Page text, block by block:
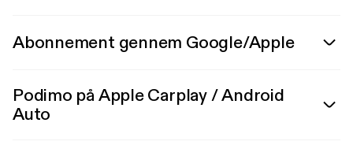
Abonnement gennem Google/Apple
Podimo på Apple Carplay / Android
Auto